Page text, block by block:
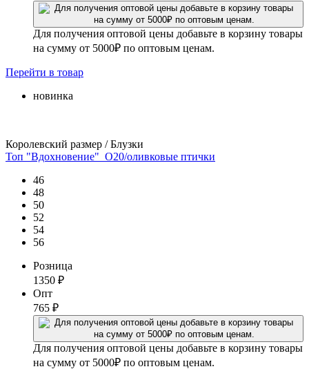
Для получения оптовой цены добавьте в корзину товары
на сумму от 5000₽ по оптовым ценам.
Перейти в товар
новинка
Королевский размер / Блузки
Топ "Вдохновение"_О20/оливковые птички
46
48
50
52
54
56
Розница
1350 ₽
Опт
765 ₽
Для получения оптовой цены добавьте в корзину товары
на сумму от 5000₽ по оптовым ценам.